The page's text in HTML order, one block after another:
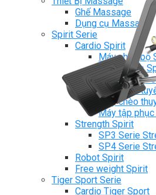
Ghế Massage
Dụng cụ Massage
Spirit Serie
Cardio Spirit
Máy chạy bộ
Xe đạp tập
Xe đạp ngồi
Máy trượt
Máy chèo
Máy tập
Strength Spirit
SP3 Serie
SP4 Serie
Robot Spirit
Free weight Spirit
Tiger Sport Serie
Cardio Tiger Sport